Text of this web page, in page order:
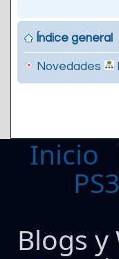
Índice general
Novedades
Inicio
PS3
Blogs y